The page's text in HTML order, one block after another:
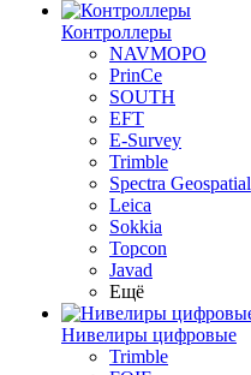
Контроллеры
NAVMOPO
PrinCe
SOUTH
EFT
E-Survey
Trimble
Spectra Geospatial
Leica
Sokkia
Topcon
Javad
Ещё
Нивелиры цифровые
Trimble